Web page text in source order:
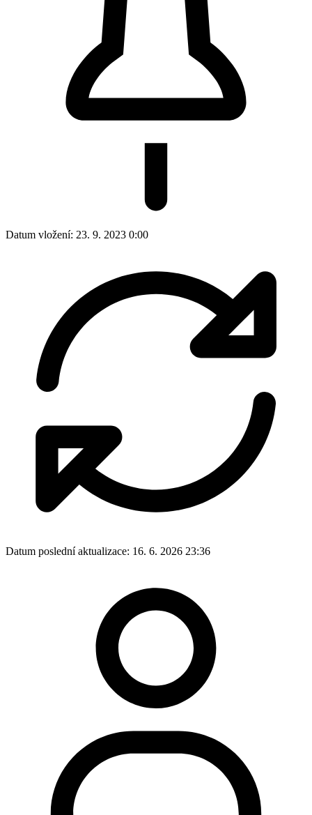
Datum vložení: 23. 9. 2023 0:00
Datum poslední aktualizace: 16. 6. 2026 23:36